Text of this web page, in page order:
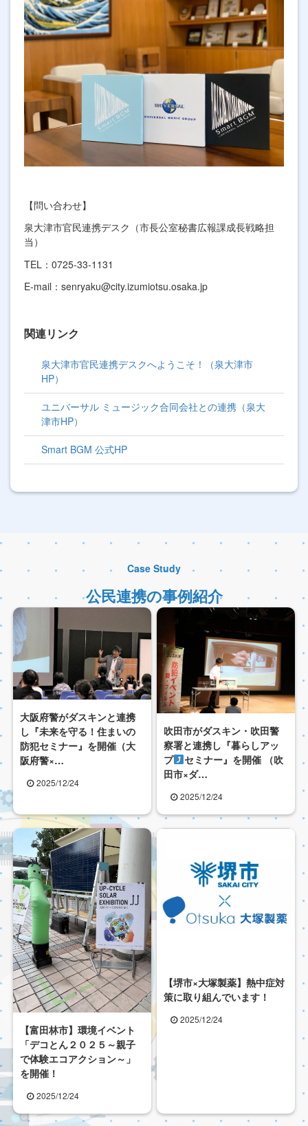
【問い合わせ】
泉大津市官民連携デスク（市長公室秘書広報課成長戦略担
当）
TEL：0725-33-1131
E-mail： senryaku@city.izumiotsu.osaka.jp
関連リンク
泉大津市官民連携デスクへようこそ！（泉大津市
HP）
ユニバーサル ミュージック合同会社との連携（泉大
津市HP）
Smart BGM 公式HP
Case Study
公民連携の事例紹介
大阪府警がダスキンと連携
し『未来を守る！住まいの
防犯セミナー』を開催（大
阪府警×…
2025/12/24
吹田市がダスキン・吹田警
察署と連携し『暮らしアッ
プ
セミナー』を開催 （吹
田市×ダ…
2025/12/24
【富田林市】環境イベント
「デコとん２０２５～親子
で体験エコアクション～」
を開催！
2025/12/24
【堺市×大塚製薬】熱中症対
策に取り組んでいます！
2025/12/24